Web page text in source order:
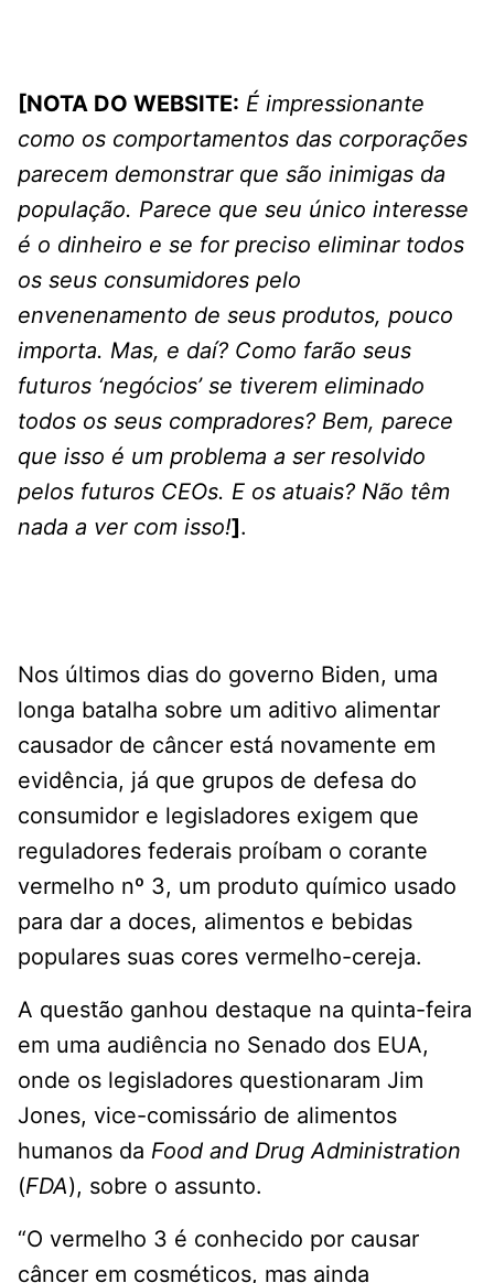
[NOTA DO WEBSITE: É impressionante
como os comportamentos das corporações
parecem demonstrar que são inimigas da
população. Parece que seu único interesse
é o dinheiro e se for preciso eliminar todos
os seus consumidores pelo
envenenamento de seus produtos, pouco
importa. Mas, e daí? Como farão seus
futuros ‘negócios’ se tiverem eliminado
todos os seus compradores? Bem, parece
que isso é um problema a ser resolvido
pelos futuros CEOs. E os atuais? Não têm
nada a ver com isso!].
Nos últimos dias do governo Biden, uma
longa batalha sobre um aditivo alimentar
causador de câncer está novamente em
evidência, já que grupos de defesa do
consumidor e legisladores exigem que
reguladores federais proíbam o corante
vermelho nº 3, um produto químico usado
para dar a doces, alimentos e bebidas
populares suas cores vermelho-cereja.
A questão ganhou destaque na quinta-feira
em uma audiência no Senado dos EUA,
onde os legisladores questionaram Jim
Jones, vice-comissário de alimentos
humanos da Food and Drug Administration
(FDA), sobre o assunto.
“O vermelho 3 é conhecido por causar
câncer em cosméticos, mas ainda